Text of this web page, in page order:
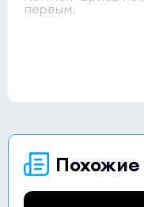
первым.
Похожие